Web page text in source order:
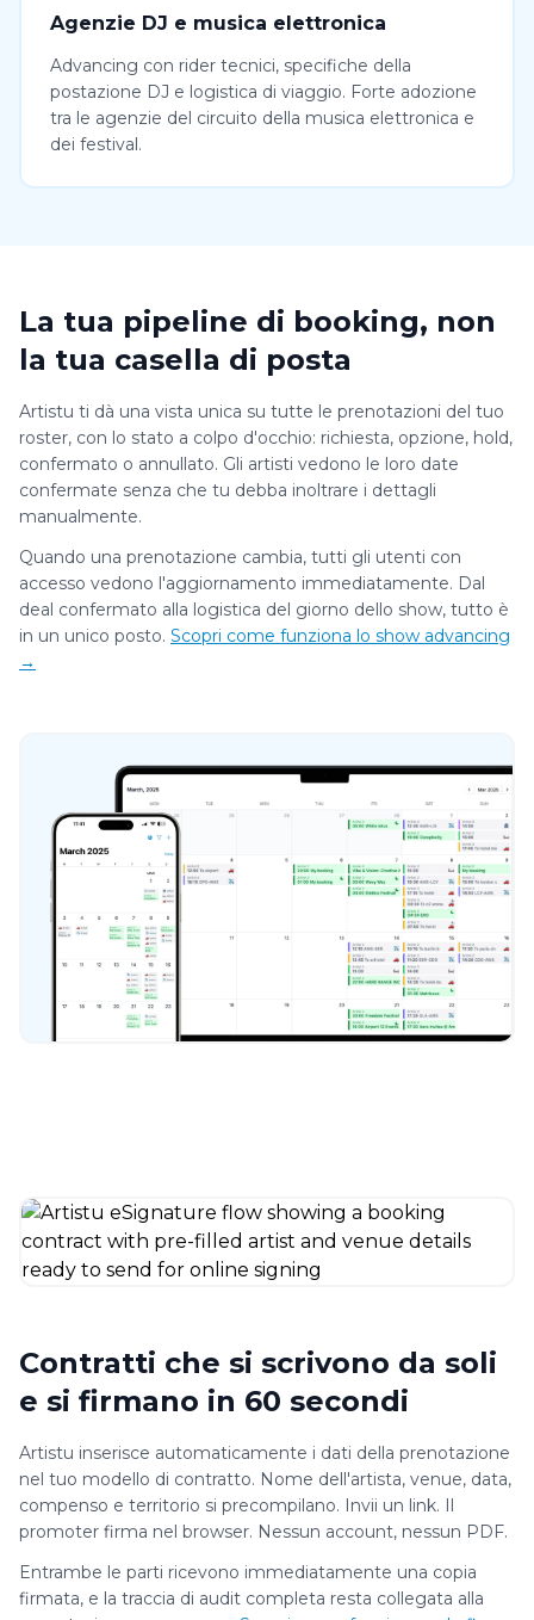
Agenzie DJ e musica elettronica
Advancing con rider tecnici, specifiche della
postazione DJ e logistica di viaggio. Forte adozione
tra le agenzie del circuito della musica elettronica e
dei festival.
La tua pipeline di booking, non
la tua casella di posta
Artistu ti dà una vista unica su tutte le prenotazioni del tuo
roster, con lo stato a colpo d'occhio: richiesta, opzione, hold,
confermato o annullato. Gli artisti vedono le loro date
confermate senza che tu debba inoltrare i dettagli
manualmente.
Quando una prenotazione cambia, tutti gli utenti con
accesso vedono l'aggiornamento immediatamente. Dal
deal confermato alla logistica del giorno dello show, tutto è
in un unico posto. Scopri come funziona lo show advancing
→
Contratti che si scrivono da soli
e si firmano in 60 secondi
Artistu inserisce automaticamente i dati della prenotazione
nel tuo modello di contratto. Nome dell'artista, venue, data,
compenso e territorio si precompilano. Invii un link. Il
promoter firma nel browser. Nessun account, nessun PDF.
Entrambe le parti ricevono immediatamente una copia
firmata, e la traccia di audit completa resta collegata alla